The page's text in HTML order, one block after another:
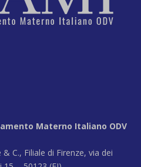
Materno Italiano ODV
C., Filiale di Firenze, via dei